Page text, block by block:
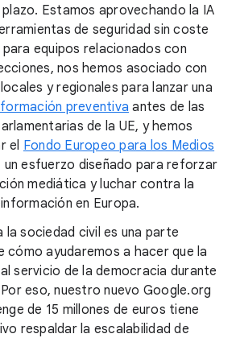
Estamos aprovechando la IA
de seguridad sin coste
equipos relacionados con
nos hemos asociado con
y regionales para lanzar una
preventiva antes de las
de la UE, y hemos
el Fondo Europeo para los Medios
un esfuerzo diseñado para reforzar
mediática y luchar contra la
en Europa.
la sociedad civil es una parte
cómo ayudaremos a hacer que la
servicio de la democracia durante
eso, nuestro nuevo Google.org
de 15 millones de euros tiene
respaldar la escalabilidad de